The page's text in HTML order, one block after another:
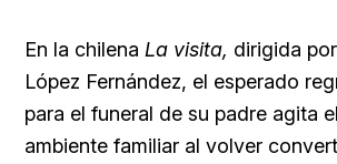
En la chilena La visita, dirigida
López Fernández, el esperado
para el funeral de su padre agita
ambiente familiar al volver